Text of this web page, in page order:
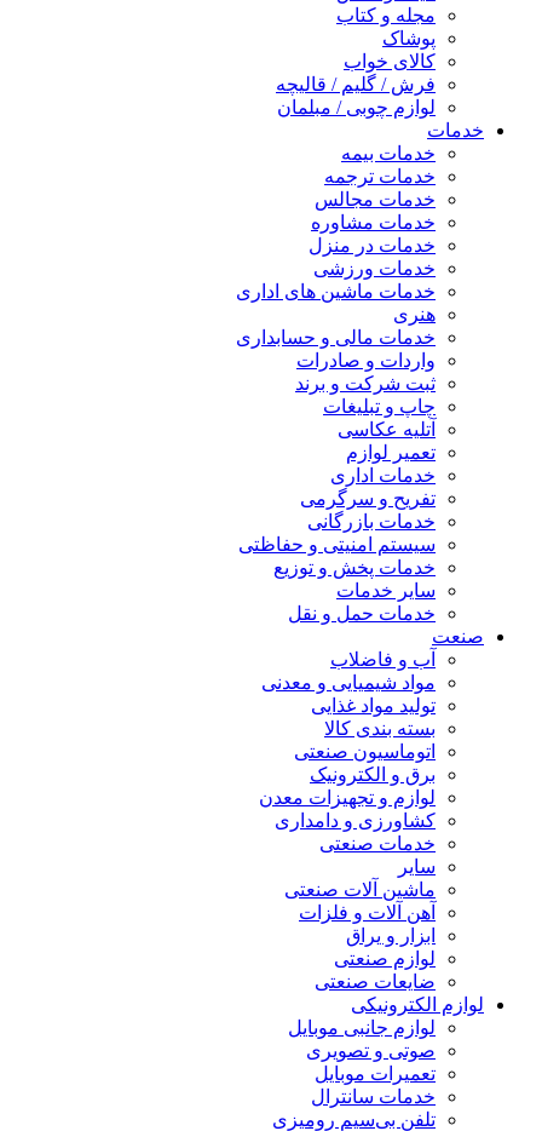
مجله و کتاب
پوشاک
کالای خواب
فرش / گلیم / قالیچه
لوازم چوبی / مبلمان
خدمات
خدمات بیمه
خدمات ترجمه
خدمات مجالس
خدمات مشاوره
خدمات در منزل
خدمات ورزشی
خدمات ماشین های اداری
هنری
خدمات مالی و حسابداری
واردات و صادرات
ثبت شرکت و برند
چاپ و تبلیغات
آتلیه عکاسی
تعمیر لوازم
خدمات اداری
تفریح و سرگرمی
خدمات بازرگانی
سیستم امنیتی و حفاظتی
خدمات پخش و توزیع
سایر خدمات
خدمات حمل و نقل
صنعت
آب و فاضلاب
مواد شیمیایی و معدنی
تولید مواد غذایی
بسته بندی کالا
اتوماسیون صنعتی
برق و الکترونیک
لوازم و تجهیزات معدن
کشاورزی و دامداری
خدمات صنعتی
سایر
ماشین آلات صنعتی
آهن آلات و فلزات
ابزار و یراق
لوازم صنعتی
ضایعات صنعتی
لوازم الکترونیکی
لوازم جانبی موبایل
صوتی و تصویری
تعمیرات موبایل
خدمات سانترال
تلفن بی‌سیم رومیزی